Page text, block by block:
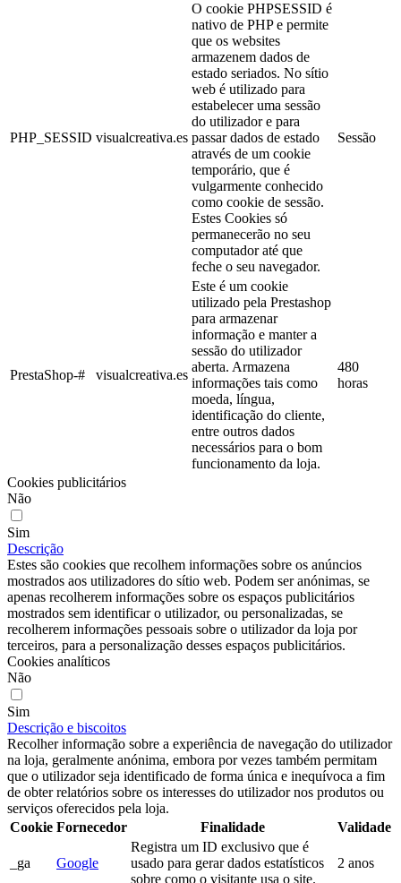
PHP_SESSID visualcreativa.es
O cookie PHPSESSID é
nativo de PHP e permite
que os websites
armazenem dados de
estado seriados. No sítio
web é utilizado para
estabelecer uma sessão
do utilizador e para
passar dados de estado
através de um cookie
temporário, que é
vulgarmente conhecido
como cookie de sessão.
Estes Cookies só
permanecerão no seu
computador até que
feche o seu navegador.
Sessão
PrestaShop-# visualcreativa.es
Este é um cookie
utilizado pela Prestashop
para armazenar
informação e manter a
sessão do utilizador
aberta. Armazena
informações tais como
moeda, língua,
identificação do cliente,
entre outros dados
necessários para o bom
funcionamento da loja.
480
horas
Cookies publicitários
Não
Sim
Descrição
Estes são cookies que recolhem informações sobre os anúncios
mostrados aos utilizadores do sítio web. Podem ser anónimas, se
apenas recolherem informações sobre os espaços publicitários
mostrados sem identificar o utilizador, ou personalizadas, se
recolherem informações pessoais sobre o utilizador da loja por
terceiros, para a personalização desses espaços publicitários.
Cookies analíticos
Não
Sim
Descrição e biscoitos
Recolher informação sobre a experiência de navegação do utilizador
na loja, geralmente anónima, embora por vezes também permitam
que o utilizador seja identificado de forma única e inequívoca a fim
de obter relatórios sobre os interesses do utilizador nos produtos ou
serviços oferecidos pela loja.
Cookie Fornecedor Finalidade Validade
_ga Google
Registra um ID exclusivo que é
usado para gerar dados estatísticos
sobre como o visitante usa o site.
2 anos